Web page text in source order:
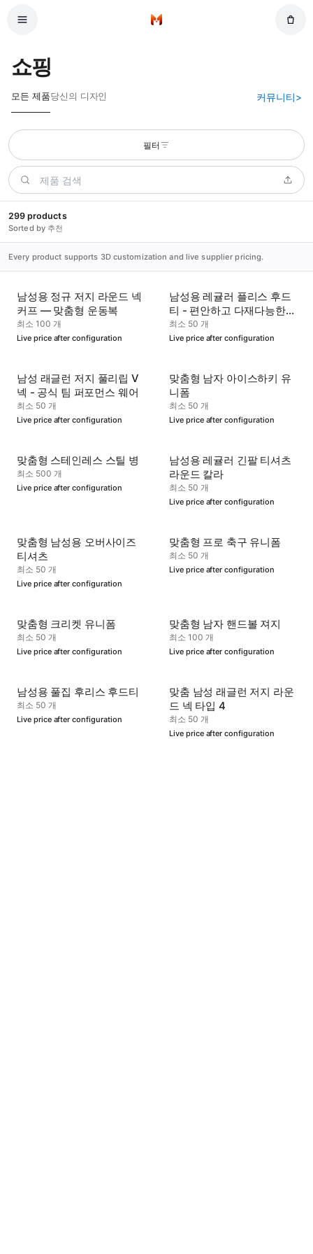
홈
쇼핑
모든 제품당신의 디자인 커뮤니티>
필터
299 products
Sorted by 추천
Every product supports 3D customization and live supplier pricing.
남성용 정규 저지 라운드 넥
커프 — 맞춤형 운동복
최소 100 개
Live price after configuration
남성용 레귤러 플리스 후드
티 - 편안하고 다재다능한
후드티
최소 50 개
Live price after configuration
남성 래글런 저지 풀리립 V
넥 - 공식 팀 퍼포먼스 웨어
최소 50 개
Live price after configuration
맞춤형 남자 아이스하키 유
니폼
최소 50 개
Live price after configuration
맞춤형 스테인레스 스틸 병
최소 500 개
Live price after configuration
남성용 레귤러 긴팔 티셔츠
라운드 칼라
최소 50 개
Live price after configuration
맞춤형 남성용 오버사이즈
티셔츠
최소 50 개
Live price after configuration
맞춤형 프로 축구 유니폼
최소 50 개
Live price after configuration
맞춤형 크리켓 유니폼
최소 50 개
Live price after configuration
맞춤형 남자 핸드볼 져지
최소 100 개
Live price after configuration
남성용 풀집 후리스 후드티
최소 50 개
Live price after configuration
맞춤 남성 래글런 저지 라운
드 넥 타입 4
최소 50 개
Live price after configuration